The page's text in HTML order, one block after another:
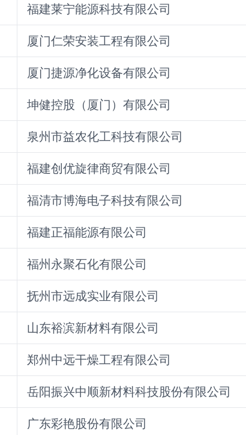
福建莱宁能源科技有限公司
厦门仁荣安装工程有限公司
厦门捷源净化设备有限公司
坤健控股（厦门）有限公司
泉州市益农化工科技有限公司
福建创优旋律商贸有限公司
福清市博海电子科技有限公司
福建正福能源有限公司
福州永聚石化有限公司
抚州市远成实业有限公司
山东裕滨新材料有限公司
郑州中远干燥工程有限公司
岳阳振兴中顺新材料科技股份有限公司
广东彩艳股份有限公司